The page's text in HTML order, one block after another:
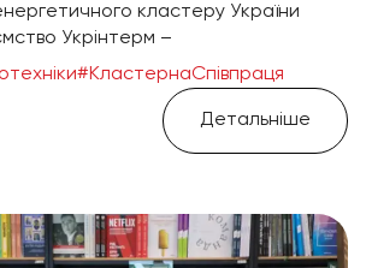
кластеру України
Укрінтерм –
#КластернаСпівпраця
Детальніше